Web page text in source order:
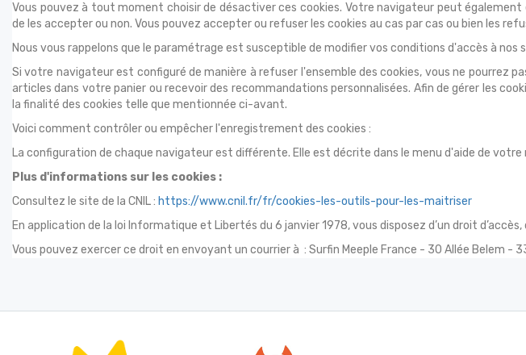
Vous pouvez à tout moment choisir de désactiver ces cookies. Votre navigateur peut
de les accepter ou non. Vous pouvez accepter ou refuser les cookies au cas par cas ou bien les
Nous vous rappelons que le paramétrage est susceptible de modifier vos conditions d'accès à
Si votre navigateur est configuré de manière à refuser l'ensemble des cookies, vous ne
articles dans votre panier ou recevoir des recommandations personnalisées. Afin de gérer les
la finalité des cookies telle que mentionnée ci-avant.
Voici comment contrôler ou empêcher l'enregistrement des cookies :
La configuration de chaque navigateur est différente. Elle est décrite dans le menu d'aide de
Plus d'informations sur les cookies :
Consultez le site de la CNIL : https://www.cnil.fr/fr/cookies-les-outils-pour-les-maitriser
En application de la loi Informatique et Libertés du 6 janvier 1978, vous disposez d’un droit
Vous pouvez exercer ce droit en envoyant un courrier à : Surfin Meeple France - 30 Allée Belem -